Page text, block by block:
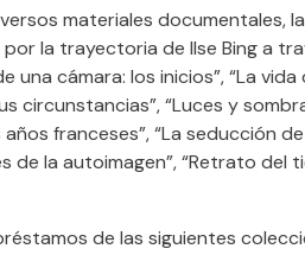
materiales documentales,
la trayectoria de Ilse Bing a
cámara: los inicios”, “La vida
circunstancias”, “Luces y
franceses”, “La seducción
de la autoimagen”, “Retrato del
de las siguientes